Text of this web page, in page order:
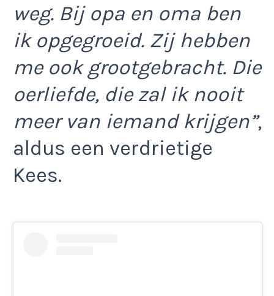
weg. Bij opa en oma ben
ik opgegroeid. Zij hebben
me ook grootgebracht. Die
oerliefde, die zal ik nooit
meer van iemand krijgen”,
aldus een verdrietige
Kees.